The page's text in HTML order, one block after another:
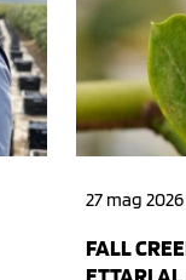
27 mag 2026
FALL